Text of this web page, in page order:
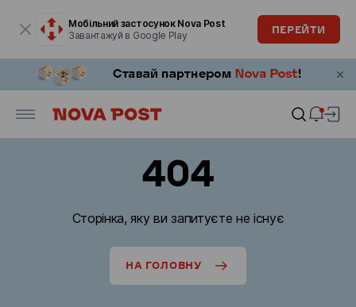
Мобільний застосунок Nova Post
Завантажуй в Google Play
ПЕРЕЙТИ
404
Сторінка, яку ви запитуєте не існує
НА ГОЛОВНУ